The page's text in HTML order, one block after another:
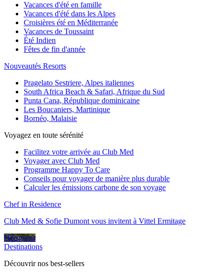
Vacances d'été en famille
Vacances d'été dans les Alpes
Croisières été en Méditerranée
Vacances de Toussaint
Été Indien
Fêtes de fin d'année
Nouveautés Resorts
Pragelato Sestriere, Alpes italiennes
South Africa Beach & Safari, Afrique du Sud
Punta Cana, République dominicaine
Les Boucaniers, Martinique
Bornéo, Malaisie
Voyagez en toute sérénité
Facilitez votre arrivée au Club Med
Voyager avec Club Med
Programme Happy To Care
Conseils pour voyager de manière plus durable
Calculer les émissions carbone de son voyage
Chef in Residence
Club Med & Sofie Dumont vous invitent à Vittel Ermitage
Découvrir
Destinations
Découvrir nos best-sellers